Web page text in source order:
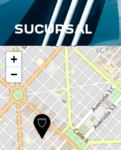
SUCURSAL
+
−